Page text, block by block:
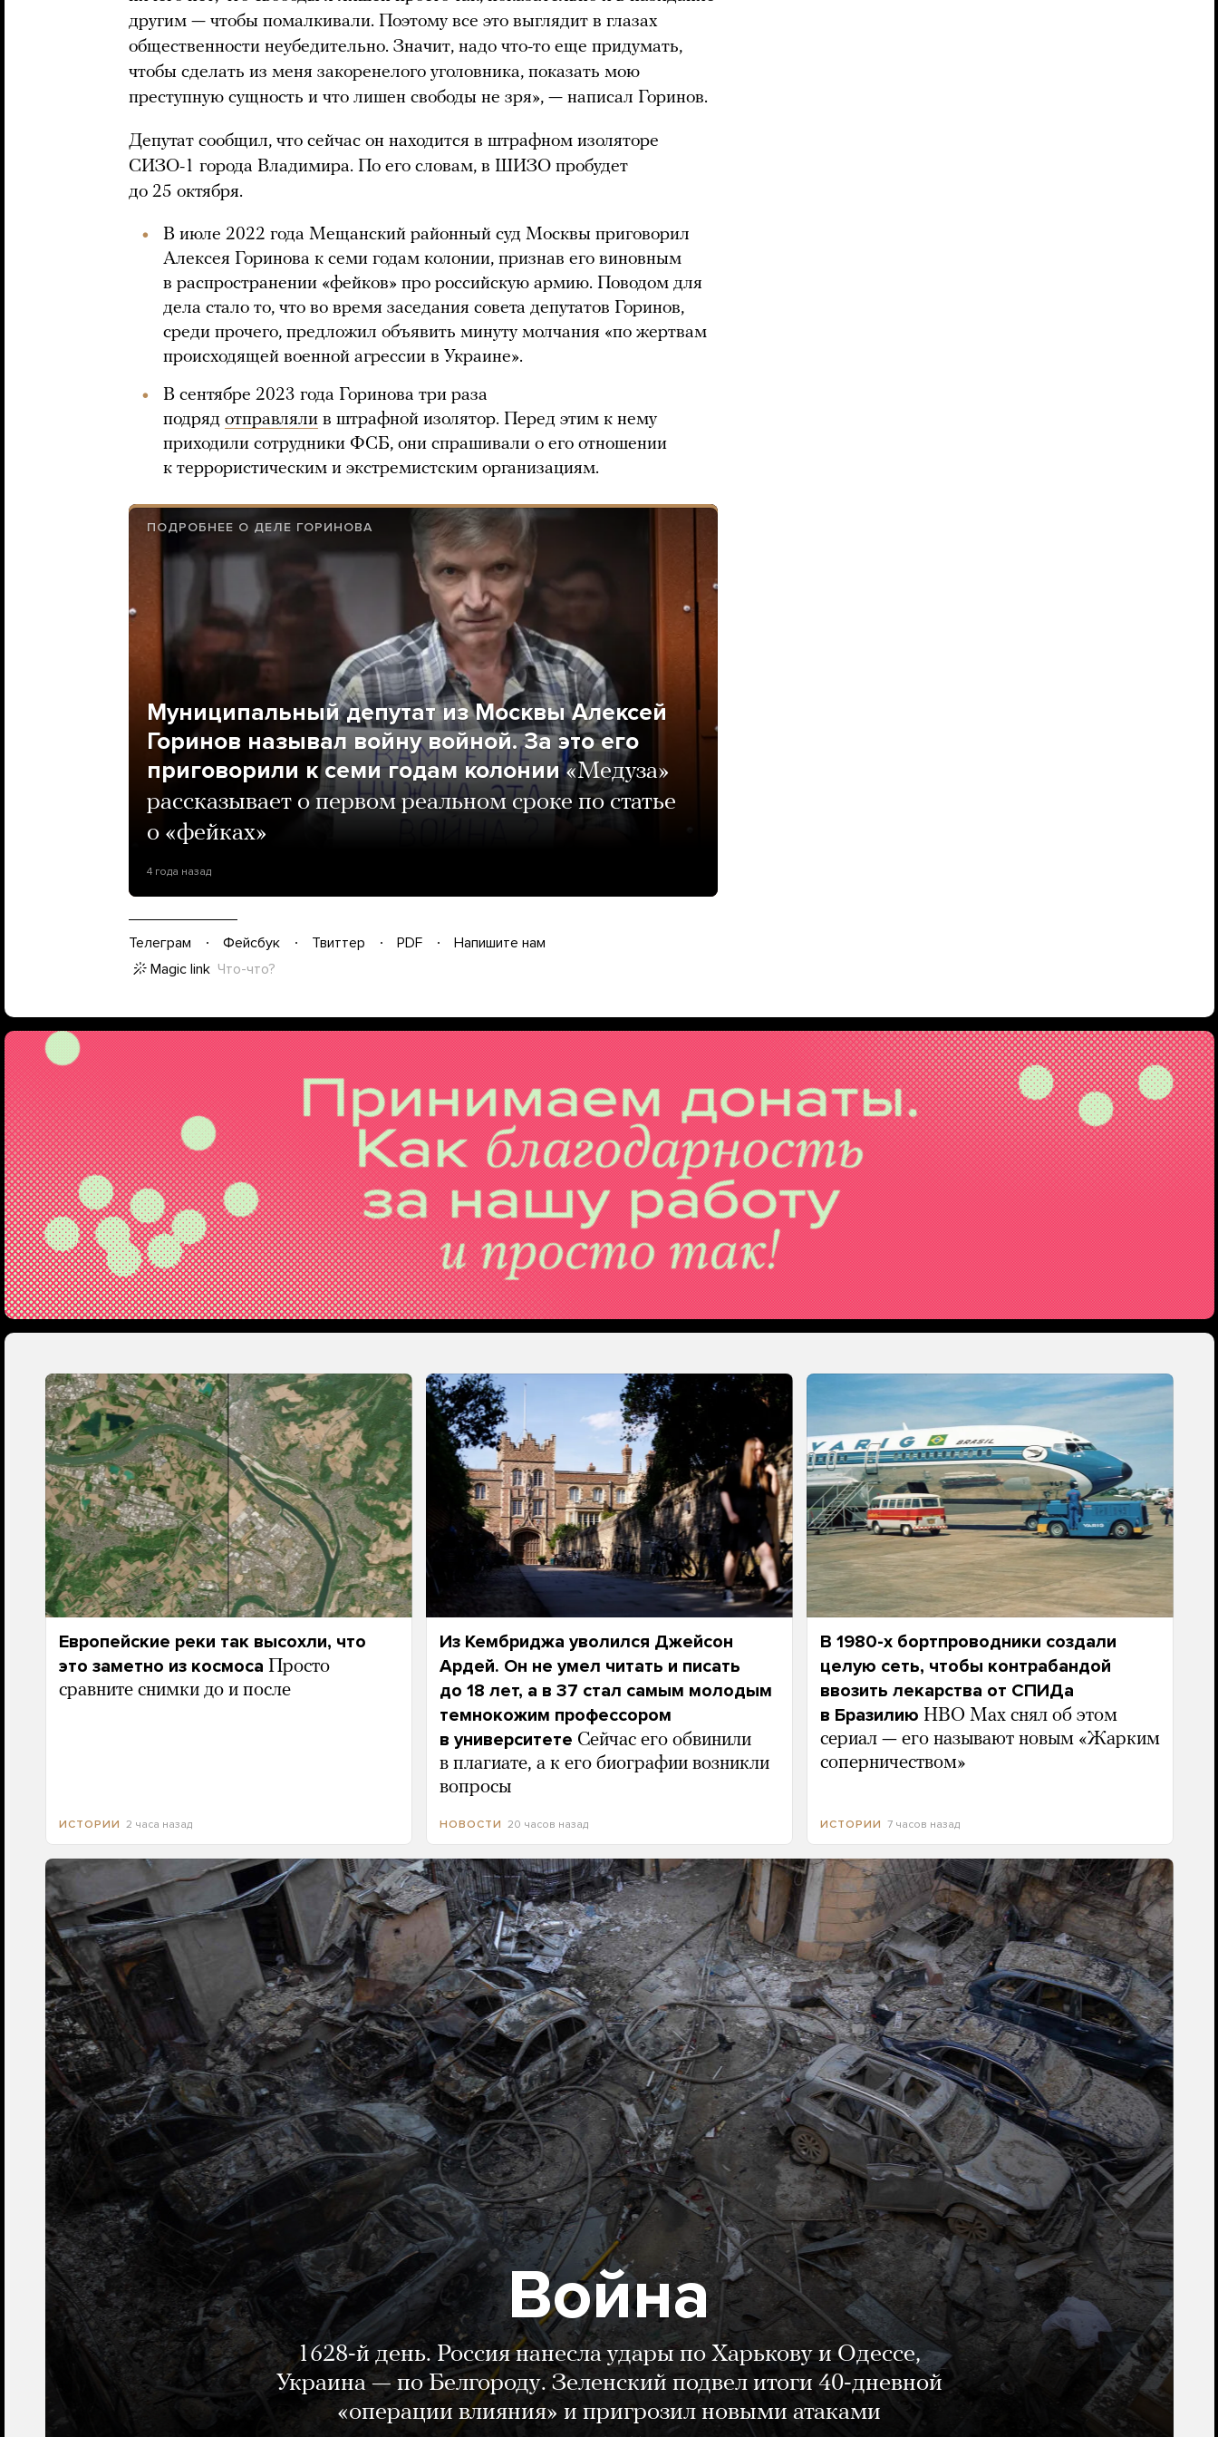
другим — чтобы помалкивали. Поэтому все это выглядит в глазах
общественности неубедительно. Значит, надо что-то еще придумать,
чтобы сделать из меня закоренелого уголовника, показать мою
преступную сущность и что лишен свободы не зря», — написал Горинов.
Депутат сообщил, что сейчас он находится в штрафном изоляторе
СИЗО-1 города Владимира. По его словам, в ШИЗО пробудет
до 25 октября.
В июле 2022 года Мещанский районный суд Москвы приговорил
Алексея Горинова к семи годам колонии, признав его виновным
в распространении «фейков» про российскую армию. Поводом для
дела стало то, что во время заседания совета депутатов Горинов,
среди прочего, предложил объявить минуту молчания «по жертвам
происходящей военной агрессии в Украине».
В сентябре 2023 года Горинова три раза
подряд отправляли в штрафной изолятор. Перед этим к нему
приходили сотрудники ФСБ, они спрашивали о его отношении
к террористическим и экстремистским организациям.
ПОДРОБНЕЕ О ДЕЛЕ ГОРИНОВА
Муниципальный депутат из Москвы Алексей
Горинов называл войну войной. За это его
приговорили к семи годам колонии «Медуза»
рассказывает о первом реальном сроке по статье
о «фейках»
4 года назад
Телеграм Фейсбук Твиттер PDF
Напишите нам
Magic link Что-что?
Европейские реки так высохли, что
это заметно из космоса Просто
сравните снимки до и после
ИСТОРИИ 2 часа назад
Из Кембриджа уволился Джейсон
Ардей. Он не умел читать и писать
до 18 лет, а в 37 стал самым молодым
темнокожим профессором
в университете Сейчас его обвинили
в плагиате, а к его биографии возникли
вопросы
НОВОСТИ 20 часов назад
В 1980-х бортпроводники создали
целую сеть, чтобы контрабандой
ввозить лекарства от СПИДа
в Бразилию HBO Max снял об этом
сериал — его называют новым «Жарким
соперничеством»
ИСТОРИИ 7 часов назад
Война
1628-й день. Россия нанесла удары по Харькову и Одессе,
Украина — по Белгороду. Зеленский подвел итоги 40-дневной
«операции влияния» и пригрозил новыми атаками